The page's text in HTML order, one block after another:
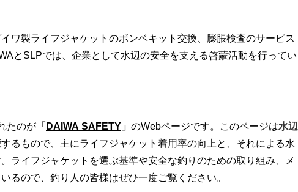
ワ製ライフジャケットのボンベキット交換、膨脹検査のサービス
とSLPでは、企業として水辺の安全を支える啓蒙活動を行ってい
たのが 「 DAIWA SAFETY 」 のWebページです。このページは水辺
するもので、主にライフジャケット着用率の向上と、それによる水
ライフジャケットを選ぶ基準や安全な釣りのための取り組み、メ
るので、釣り人の皆様はぜひ一度ご覧ください。